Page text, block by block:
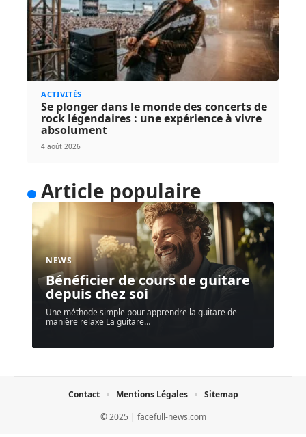
ACTIVITÉS
Se plonger dans le monde des concerts de
rock légendaires : une expérience à vivre
absolument
4 août 2026
Article populaire
NEWS
Bénéficier de cours de guitare
depuis chez soi
Une méthode simple pour apprendre la guitare de
manière relaxe La guitare…
© 2025 | facefull-news.com
Contact Mentions Légales Sitemap